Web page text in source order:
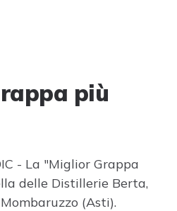
più
- La "Miglior Grappa
delle Distillerie Berta,
(Asti).